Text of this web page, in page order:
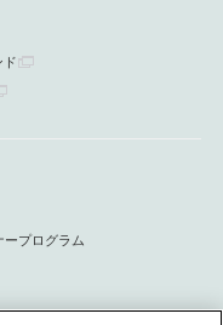
ド
ープログラム